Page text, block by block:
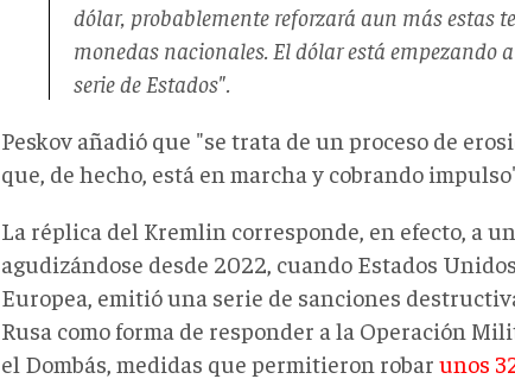
dólar, probablemente reforzará aun más estas
monedas nacionales. El dólar está empezando
serie de Estados".
Peskov añadió que "se trata de un proceso de
que, de hecho, está en marcha y cobrando
La réplica del Kremlin corresponde, en efecto, a
agudizándose desde 2022, cuando Estados
Europea, emitió una serie de sanciones
Rusa como forma de responder a la Operación
el Dombás, medidas que permitieron robar unos